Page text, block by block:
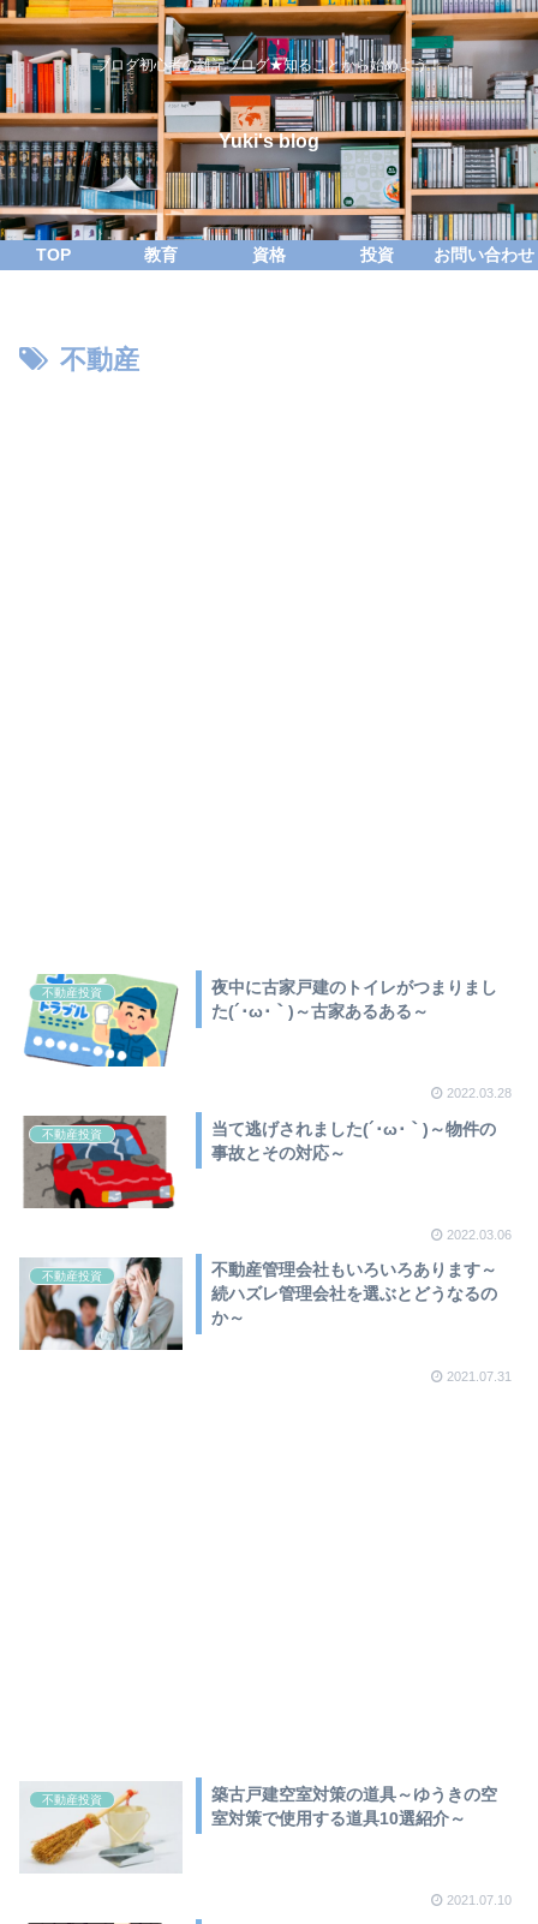
ブログ初心者の雑記ブログ★知ることから始めよう！
Yuki's blog
TOP 教育 資格 投資 お問い合わせ
不動産
不動産投資
夜中に古家戸建のトイレがつまりまし
た(´･ω･｀)～古家あるある～
2022.03.28
不動産投資
当て逃げされました(´･ω･｀)～物件の
事故とその対応～
2022.03.06
不動産投資
不動産管理会社もいろいろあります～
続ハズレ管理会社を選ぶとどうなるの
か～
2021.07.31
不動産投資
築古戸建空室対策の道具～ゆうきの空
室対策で使用する道具10選紹介～
2021.07.10